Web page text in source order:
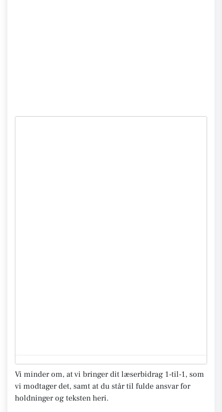
Vi minder om, at vi bringer dit læserbidrag 1-til-1, som
vi modtager det, samt at du står til fulde ansvar for
holdninger og teksten heri.